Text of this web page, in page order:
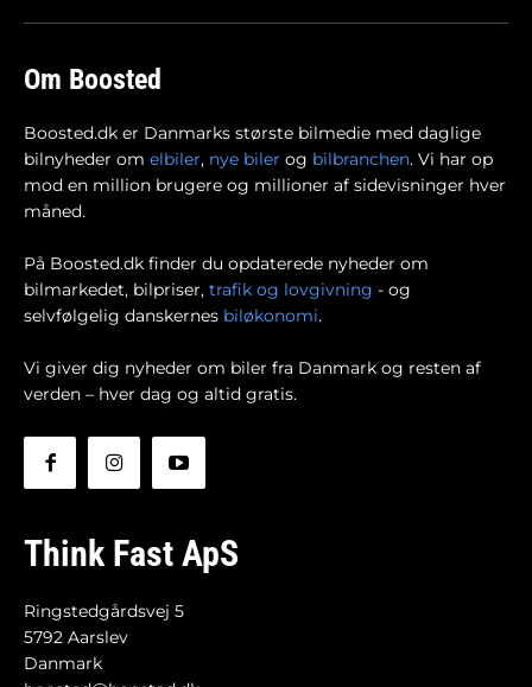
Om Boosted
Boosted.dk er Danmarks største bilmedie med daglige
bilnyheder om elbiler, nye biler og bilbranchen. Vi har op
mod en million brugere og millioner af sidevisninger hver
måned.
På Boosted.dk finder du opdaterede nyheder om
bilmarkedet, bilpriser, trafik og lovgivning - og
selvfølgelig danskernes biløkonomi.
Vi giver dig nyheder om biler fra Danmark og resten af
verden – hver dag og altid gratis.
Think Fast ApS
Ringstedgårdsvej 5
5792 Aarslev
Danmark